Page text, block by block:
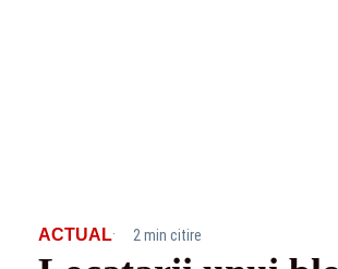
ACTUAL· 2 min citire